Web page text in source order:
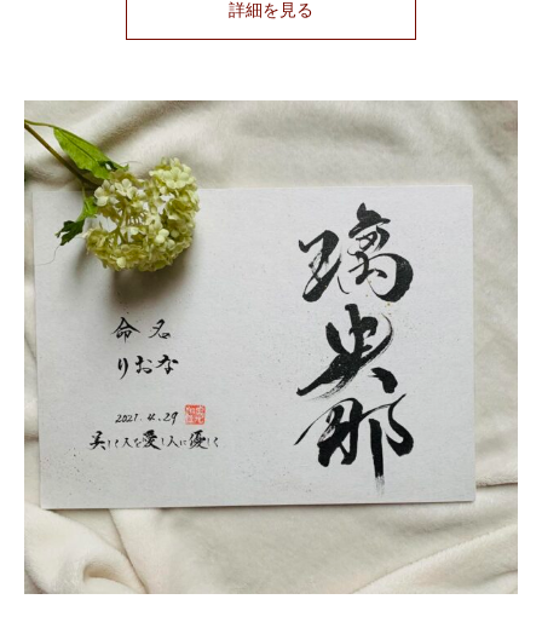
詳細を見る